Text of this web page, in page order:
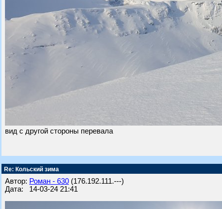
вид с другой стороны перевала
Re: Кольский зима
Автор: Роман - 630 (176.192.111.---)
Дата: 14-03-24 21:41